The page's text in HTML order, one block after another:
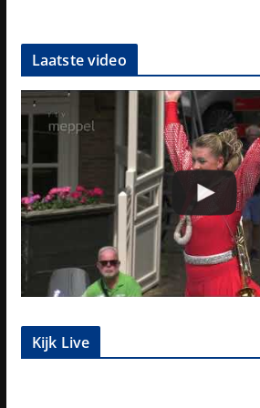
Laatste video
Kijk Live